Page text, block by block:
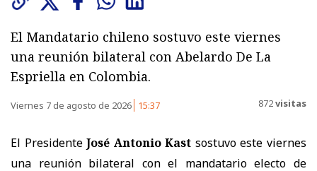
El Mandatario chileno sostuvo este viernes
una reunión bilateral con Abelardo De La
Espriella en Colombia.
Viernes 7 de agosto de 2026 15:37 872visitas
El PresidenteJosé Antonio Kast sostuvo este viernes
una reunión bilateral con el mandatario electo de